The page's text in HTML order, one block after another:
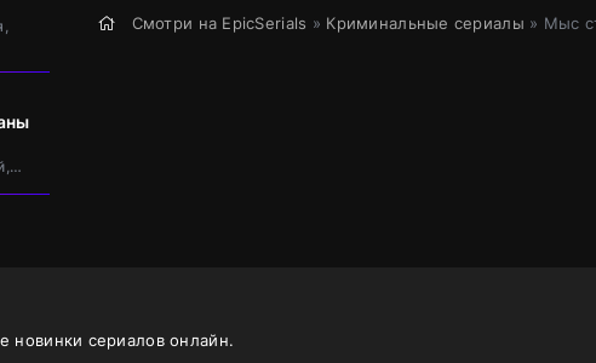
Смотри на EpicSerials » Криминальные сериалы » Мыс
новинки сериалов онлайн.